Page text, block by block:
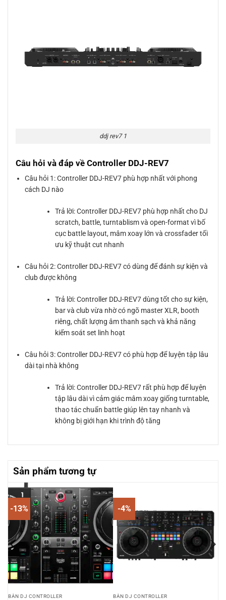
ddj rev7 1
Câu hỏi và đáp về Controller DDJ-REV7
Câu hỏi 1: Controller DDJ-REV7 phù hợp nhất với phong
cách DJ nào
Trả lời: Controller DDJ-REV7 phù hợp nhất cho DJ
scratch, battle, turntablism và open-format vì bố
cục battle layout, mâm xoay lớn và crossfader tối
ưu kỹ thuật cut nhanh
Câu hỏi 2: Controller DDJ-REV7 có dùng để đánh sự kiện và
club được không
Trả lời: Controller DDJ-REV7 dùng tốt cho sự kiện,
bar và club vừa nhờ có ngõ master XLR, booth
riêng, chất lượng âm thanh sạch và khả năng
kiểm soát set linh hoạt
Câu hỏi 3: Controller DDJ-REV7 có phù hợp để luyện tập lâu
dài tại nhà không
Trả lời: Controller DDJ-REV7 rất phù hợp để luyện
tập lâu dài vì cảm giác mâm xoay giống turntable,
thao tác chuẩn battle giúp lên tay nhanh và
không bị giới hạn khi trình độ tăng
Sản phẩm tương tự
-13%
BÀN DJ CONTROLLER
-4%
BÀN DJ CONTROLLER